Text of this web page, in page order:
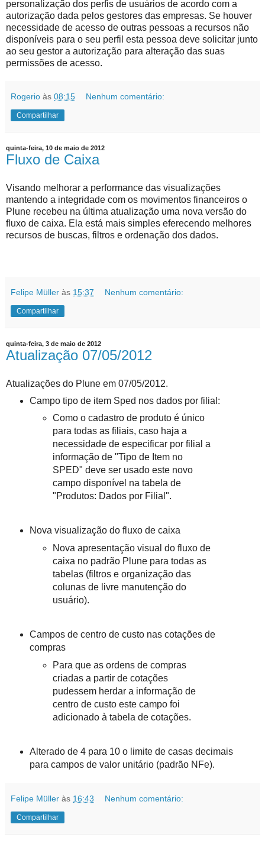
personalização dos perfis de usuários de acordo com a
autorização dada pelos gestores das empresas. Se houver
necessidade de acesso de outras pessoas a recursos não
disponíveis para o seu perfil esta pessoa deve solicitar junto
ao seu gestor a autorização para alteração das suas
permissões de acesso.
Rogerio às 08:15 Nenhum comentário:
Compartilhar
quinta-feira, 10 de maio de 2012
Fluxo de Caixa
Visando melhorar a performance das visualizações
mantendo a integridade com os movimentos financeiros o
Plune recebeu na última atualização uma nova versão do
fluxo de caixa. Ela está mais simples eferecendo melhores
recursos de buscas, filtros e ordenação dos dados.
Felipe Müller às 15:37 Nenhum comentário:
Compartilhar
quinta-feira, 3 de maio de 2012
Atualização 07/05/2012
Atualizações do Plune em 07/05/2012.
Campo tipo de item Sped nos dados por filial:
Como o cadastro de produto é único
para todas as filiais, caso haja a
necessidade de especificar por filial a
informação de "Tipo de Item no
SPED" deve ser usado este novo
campo disponível na tabela de
"Produtos: Dados por Filial".
Nova visualização do fluxo de caixa
Nova apresentação visual do fluxo de
caixa no padrão Plune para todas as
tabelas (filtros e organização das
colunas de livre manutenção do
usuário).
Campos de centro de custo nas cotações de
compras
Para que as ordens de compras
criadas a partir de cotações
pudessem herdar a informação de
centro de custo este campo foi
adicionado à tabela de cotações.
Alterado de 4 para 10 o limite de casas decimais
para campos de valor unitário (padrão NFe).
Felipe Müller às 16:43 Nenhum comentário:
Compartilhar